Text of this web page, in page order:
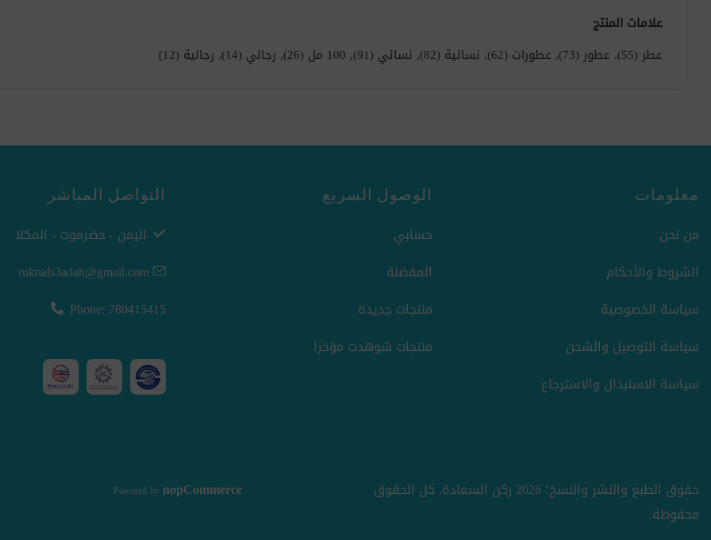
علامات المنتج
عطر (55)
, عطور (73)
, عطورات (62)
, نسائية (82)
, نسائي (91)
, 100 مل (26)
, رجالي (14)
, رجالية (12)
معلومات
من نحن
الشروط والأحكام
سياسة الخصوصية
سياسة التوصيل والشحن
سياسة الاستبدال والاسترجاع
الوصول السريع
حسابي
المفضلة
منتجات جديدة
منتجات شوهدت مؤخرا
التواصل المباشر
اليمن - حضرموت - المكلا
ruknals3adah@gmail.com
Phone: 780415415
حقوق الطبع والنشر والنسخ؛ 2026 ركن السعادة. كل الحقوق
محفوظة.
Powered by nopCommerce